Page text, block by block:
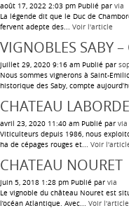
août 17, 2022 2:03 pm Publié par via
La légende dit que le Duc de
fervent adepte des... Voir l'article
VIGNOBLES SABY
juillet 29, 2020 9:16 am Publié par
Nous sommes vignerons à Saint-
historique des Saby, compte
CHATEAU LABORDE
avril 23, 2020 11:40 am Publié par via
Viticulteurs depuis 1986, nous
ha de cépages rouges et... Voir
CHATEAU NOURET
juin 5, 2018 1:28 pm Publié par via
Le vignoble du château Nouret est
l’océan Atlantique. Avec... Voir l'article